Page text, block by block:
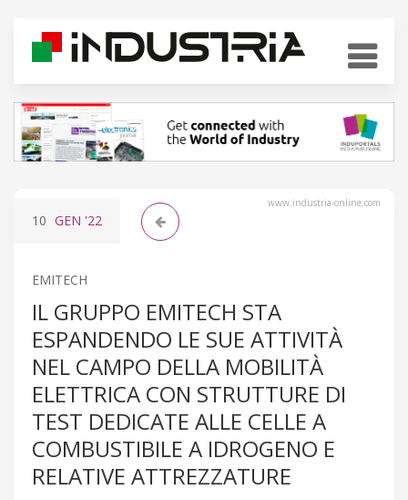
www.industria-online.com
10 GEN '22
EMITECH
IL GRUPPO EMITECH STA
ESPANDENDO LE SUE ATTIVITÀ
NEL CAMPO DELLA MOBILITÀ
ELETTRICA CON STRUTTURE DI
TEST DEDICATE ALLE CELLE A
COMBUSTIBILE A IDROGENO E
RELATIVE ATTREZZATURE